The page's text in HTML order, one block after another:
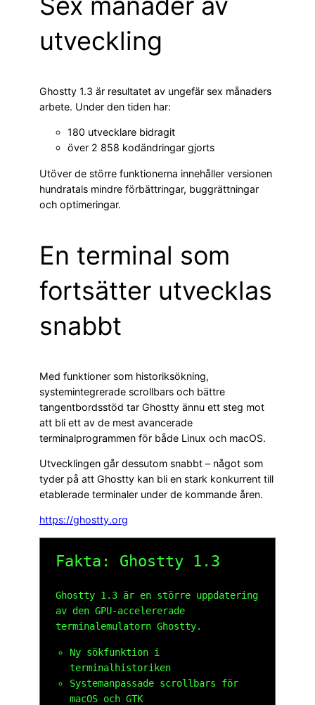
utveckling
Ghostty 1.3 är resultatet av ungefär sex månaders
arbete. Under den tiden har:
180 utvecklare bidragit
över 2 858 kodändringar gjorts
Utöver de större funktionerna innehåller versionen
hundratals mindre förbättringar, buggrättningar
och optimeringar.
En terminal som
fortsätter utvecklas
snabbt
Med funktioner som historiksökning,
systemintegrerade scrollbars och bättre
tangentbordsstöd tar Ghostty ännu ett steg mot
att bli ett av de mest avancerade
terminalprogrammen för både Linux och macOS.
Utvecklingen går dessutom snabbt – något som
tyder på att Ghostty kan bli en stark konkurrent till
etablerade terminaler under de kommande åren.
https://ghostty.org
Fakta: Ghostty 1.3
Ghostty 1.3 är en större uppdatering
av den GPU-accelererade
terminalemulatorn Ghostty.
Ny sökfunktion i
terminalhistoriken
Systemanpassade scrollbars för
macOS och GTK